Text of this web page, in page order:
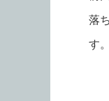
落
す。